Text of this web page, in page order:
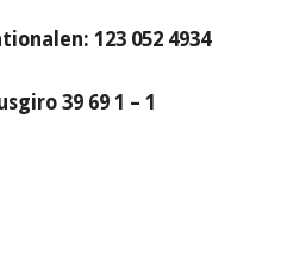
123 052 4934
39 69 1 – 1